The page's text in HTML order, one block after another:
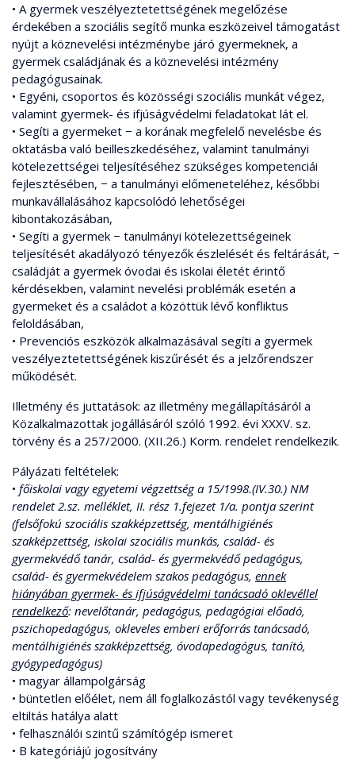
• A gyermek veszélyeztetettségének megelőzése
érdekében a szociális segítő munka eszközeivel támogatást
nyújt a köznevelési intézménybe járó gyermeknek, a
gyermek családjának és a köznevelési intézmény
pedagógusainak.
• Egyéni, csoportos és közösségi szociális munkát végez,
valamint gyermek- és ifjúságvédelmi feladatokat lát el.
• Segíti a gyermeket − a korának megfelelő nevelésbe és
oktatásba való beilleszkedéséhez, valamint tanulmányi
kötelezettségei teljesítéséhez szükséges kompetenciái
fejlesztésében, − a tanulmányi előmeneteléhez, későbbi
munkavállalásához kapcsolódó lehetőségei
kibontakozásában,
• Segíti a gyermek − tanulmányi kötelezettségeinek
teljesítését akadályozó tényezők észlelését és feltárását, −
családját a gyermek óvodai és iskolai életét érintő
kérdésekben, valamint nevelési problémák esetén a
gyermeket és a családot a közöttük lévő konfliktus
feloldásában,
• Prevenciós eszközök alkalmazásával segíti a gyermek
veszélyeztetettségének kiszűrését és a jelzőrendszer
működését.
Illetmény és juttatások: az illetmény megállapításáról a
Közalkalmazottak jogállásáról szóló 1992. évi XXXV. sz.
törvény és a 257/2000. (XII.26.) Korm. rendelet rendelkezik.
Pályázati feltételek:
• főiskolai vagy egyetemi végzettség a 15/1998.(IV.30.) NM
rendelet 2.sz. melléklet, II. rész 1.fejezet 1/a. pontja szerint
(felsőfokú szociális szakképzettség, mentálhigiénés
szakképzettség, iskolai szociális munkás, család- és
gyermekvédő tanár, család- és gyermekvédő pedagógus,
család- és gyermekvédelem szakos pedagógus, ennek
hiányában gyermek- és ifjúságvédelmi tanácsadó oklevéllel
rendelkező: nevelőtanár, pedagógus, pedagógiai előadó,
pszichopedagógus, okleveles emberi erőforrás tanácsadó,
mentálhigiénés szakképzettség, óvodapedagógus, tanító,
gyógypedagógus)
• magyar állampolgárság
• büntetlen előélet, nem áll foglalkozástól vagy tevékenység
eltiltás hatálya alatt
• felhasználói szintű számítógép ismeret
• B kategóriájú jogosítvány